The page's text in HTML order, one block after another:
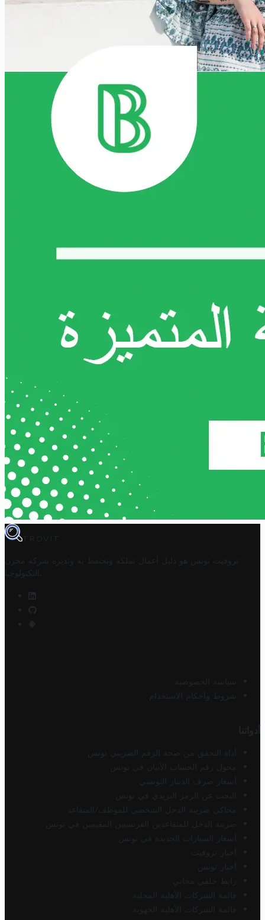
TROVIT
تروفيت تونس هو دليل أعمال تملكه وتحتفظ به وتديره
شركة مخزن
التكنولوجيا
سياسة الخصوصية
شروط وأحكام الاستخدام
أدواتنا
أداة التحقق من صحة الرقم الضريبي تونس
محول رقم الحساب الآيبان في تونس
أسعار صرف الدينار التونسي
البحث عن الرمز البريدي في تونس
محاكي ضريبة الدخل الشخصي للموظف/المتقاعد
ضريبة الدخل للمتقاعدين الفرنسيين المقيمين في تونس
أسعار السيارات الجديدة في تونس
أخبار تروفيت
أخبار تونس
رابط خلفي مجاني
قائمة الشركات الأهلية المحلية
قائمة الشركات الأهلية الجهوية